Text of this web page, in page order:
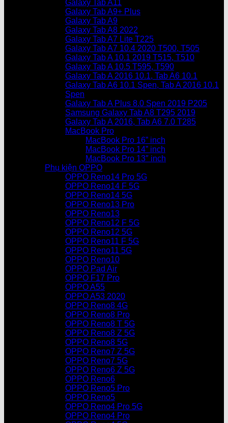
Galaxy Tab A11
Galaxy Tab A9+ Plus
Galaxy Tab A9
Galaxy Tab A8 2022
Galaxy Tab A7 Lite T225
Galaxy Tab A7 10.4 2020 T500, T505
Galaxy Tab A 10.1 2019 T515, T510
Galaxy Tab A 10.5 T595, T590
Galaxy Tab A 2016 10.1, Tab A6 10.1
Galaxy Tab A6 10.1 Spen, Tab A 2016 10.1
Spen
Galaxy Tab A Plus 8.0 Spen 2019 P205
Samsung Galaxy Tab A8 T295 2019
Galaxy Tab A 2016, Tab A6 7.0 T285
MacBook Pro
MacBook Pro 16” inch
MacBook Pro 14” inch
MacBook Pro 13″ inch
Phụ kiện OPPO
OPPO Reno14 Pro 5G
OPPO Reno14 F 5G
OPPO Reno14 5G
OPPO Reno13 Pro
OPPO Reno13
OPPO Reno12 F 5G
OPPO Reno12 5G
OPPO Reno11 F 5G
OPPO Reno11 5G
OPPO Reno10
OPPO Pad Air
OPPO F17 Pro
OPPO A55
OPPO A53 2020
OPPO Reno8 4G
OPPO Reno8 Pro
OPPO Reno8 T 5G
OPPO Reno8 Z 5G
OPPO Reno8 5G
OPPO Reno7 Z 5G
OPPO Reno7 5G
OPPO Reno6 Z 5G
OPPO Reno6
OPPO Reno5 Pro
OPPO Reno5
OPPO Reno4 Pro 5G
OPPO Reno4 Pro